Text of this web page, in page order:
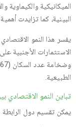
الميكانيكية والكيماوية
البينية، كما تزايدت
يفسر ھذا النمو
الاستثمارات الأجنبية
الطبيعية.
تباين النمو الاقتصادي
يمكن تقسيم دول